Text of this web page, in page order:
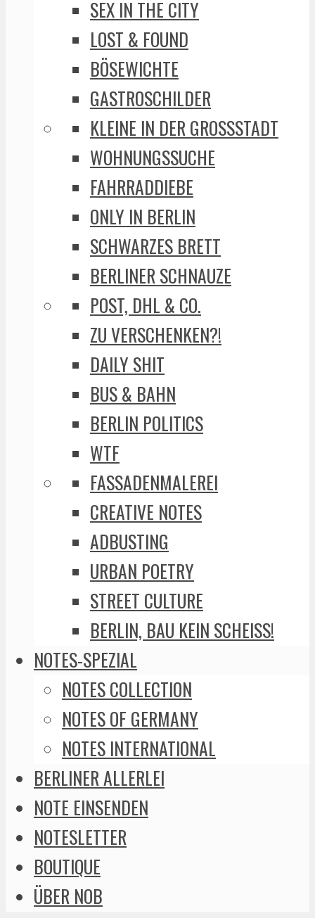
SEX IN THE CITY
LOST & FOUND
BÖSEWICHTE
GASTROSCHILDER
KLEINE IN DER GROSSSTADT
WOHNUNGSSUCHE
FAHRRADDIEBE
ONLY IN BERLIN
SCHWARZES BRETT
BERLINER SCHNAUZE
POST, DHL & CO.
ZU VERSCHENKEN?!
DAILY SHIT
BUS & BAHN
BERLIN POLITICS
WTF
FASSADENMALEREI
CREATIVE NOTES
ADBUSTING
URBAN POETRY
STREET CULTURE
BERLIN, BAU KEIN SCHEISS!
NOTES-SPEZIAL
NOTES COLLECTION
NOTES OF GERMANY
NOTES INTERNATIONAL
BERLINER ALLERLEI
NOTE EINSENDEN
NOTESLETTER
BOUTIQUE
ÜBER NOB